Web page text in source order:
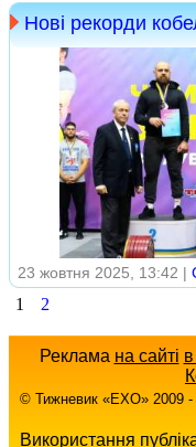
Нові рекорди
23 жовтня 2025, 13:42 |
1 2
Реклама на сайті в
© Тижневик «EХO» 2009 -
Використання